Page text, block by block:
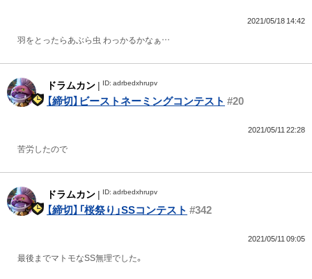
2021/05/18 14:42
羽をとったらあぶら虫 わっかるかなぁ…
ドラムカン | ID: adrbedxhrupv
【締切】ビーストネーミングコンテスト #20
2021/05/11 22:28
苦労したので
ドラムカン | ID: adrbedxhrupv
【締切】「桜祭り」SSコンテスト #342
2021/05/11 09:05
最後までマトモなSS無理でした。